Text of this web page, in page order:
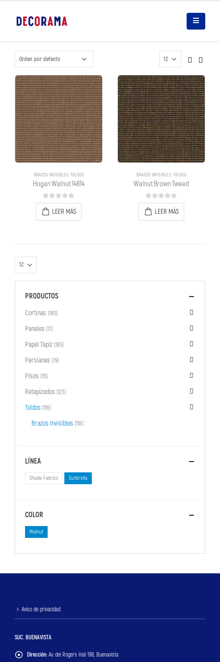
BRAZOS INVISIBLES,TOLDOS
Hogan Walnut 14614
0out of 5
LEER MÁS
BRAZOS INVISIBLES,TOLDOS
Walnut Brown Tweed
0out of 5
LEER MÁS
PRODUCTOS
Cortinas (180)
Paneles (17)
Papel Tapiz (185)
Persianas (79)
Pisos (76)
Retapizados (123)
Toldos (118)
Brazos Invisibles (118)
LÍNEA
Shade Fabrics Sunbrella
COLOR
Walnut
Aviso de privacidad
SUC. BUENAVISTA
Dirección: Av. del Rogers Hall 198, Buenavista